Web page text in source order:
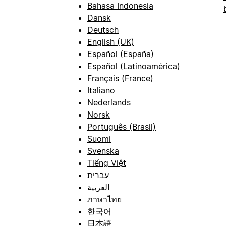
Bahasa Indonesia
Dansk
Deutsch
English (UK)
Español (España)
Español (Latinoamérica)
Français (France)
Italiano
Nederlands
Norsk
Português (Brasil)
Suomi
Svenska
Tiếng Việt
עברית
العربية
ภาษาไทย
한국어
日本語